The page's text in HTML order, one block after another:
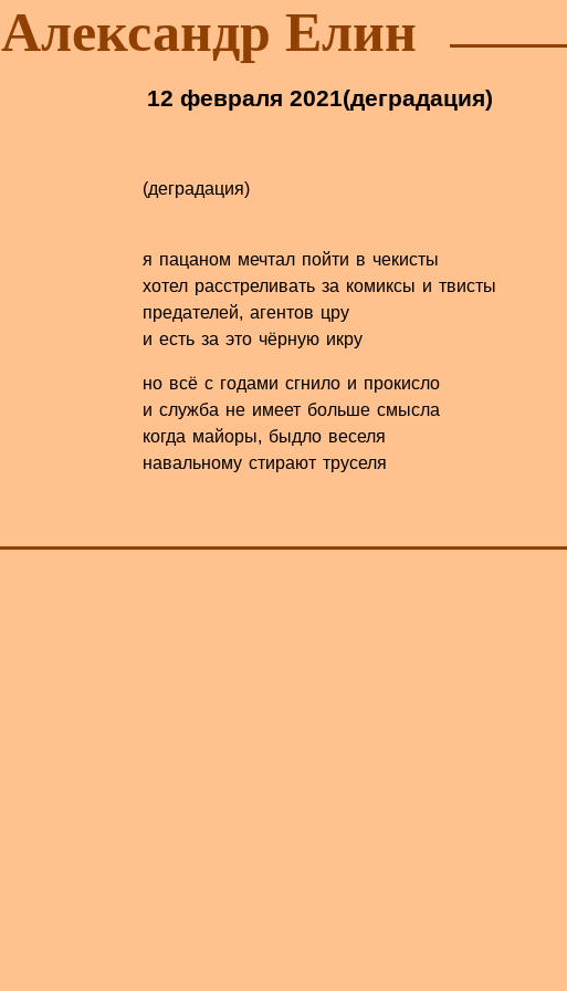
Александр Елин
12 февраля 2021(деградация)
(деградация)
я пацаном мечтал пойти в чекисты
хотел расстреливать за комиксы и твисты
предателей, агентов цру
и есть за это чёрную икру
но всё с годами сгнило и прокисло
и служба не имеет больше смысла
когда майоры, быдло веселя
навальному стирают труселя